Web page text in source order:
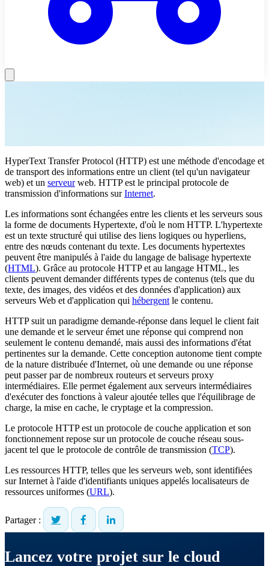
HyperText Transfer Protocol (HTTP) est une méthode d'encodage et
de transport des informations entre un client (tel qu'un navigateur
web) et un serveurweb. HTTP est le principal protocole de
transmission d'informations surInternet.
Les informations sont échangées entre les clients et les serveurs sous
la forme de documents Hypertexte, d'où le nom HTTP. L'hypertexte
est un texte structuré qui utilise des liens logiques ou hyperliens,
entre des nœuds contenant du texte. Les documents hypertextes
peuvent être manipulés à l'aide du langage de balisage hypertexte
(HTML). Grâce au protocole HTTP et au langage HTML, les
clients peuvent demander différents types de contenus (tels que du
texte, des images, des vidéos et des données d'application) aux
serveurs Web et d'application qui hébergentle contenu.
HTTP suit un paradigme demande-réponse dans lequel le client fait
une demande et le serveur émet une réponse qui comprend non
seulement le contenu demandé, mais aussi des informations d'état
pertinentes sur la demande. Cette conception autonome tient compte
de la nature distribuée d'Internet, où une demande ou une réponse
peut passer par de nombreux routeurs et serveurs proxy
intermédiaires. Elle permet également aux serveurs intermédiaires
d'exécuter des fonctions à valeur ajoutée telles que l'équilibrage de
charge, la mise en cache, le cryptage et la compression.
Le protocole HTTP est un protocole de couche application et son
fonctionnement repose sur un protocole de couche réseau sous-
jacent tel que le protocole de contrôle de transmission (TCP).
Les ressources HTTP, telles que les serveurs web, sont identifiées
sur Internet à l'aide d'identifiants uniques appelés localisateurs de
ressources uniformes (URL).
Partager :
Lancez votre projet sur le cloud